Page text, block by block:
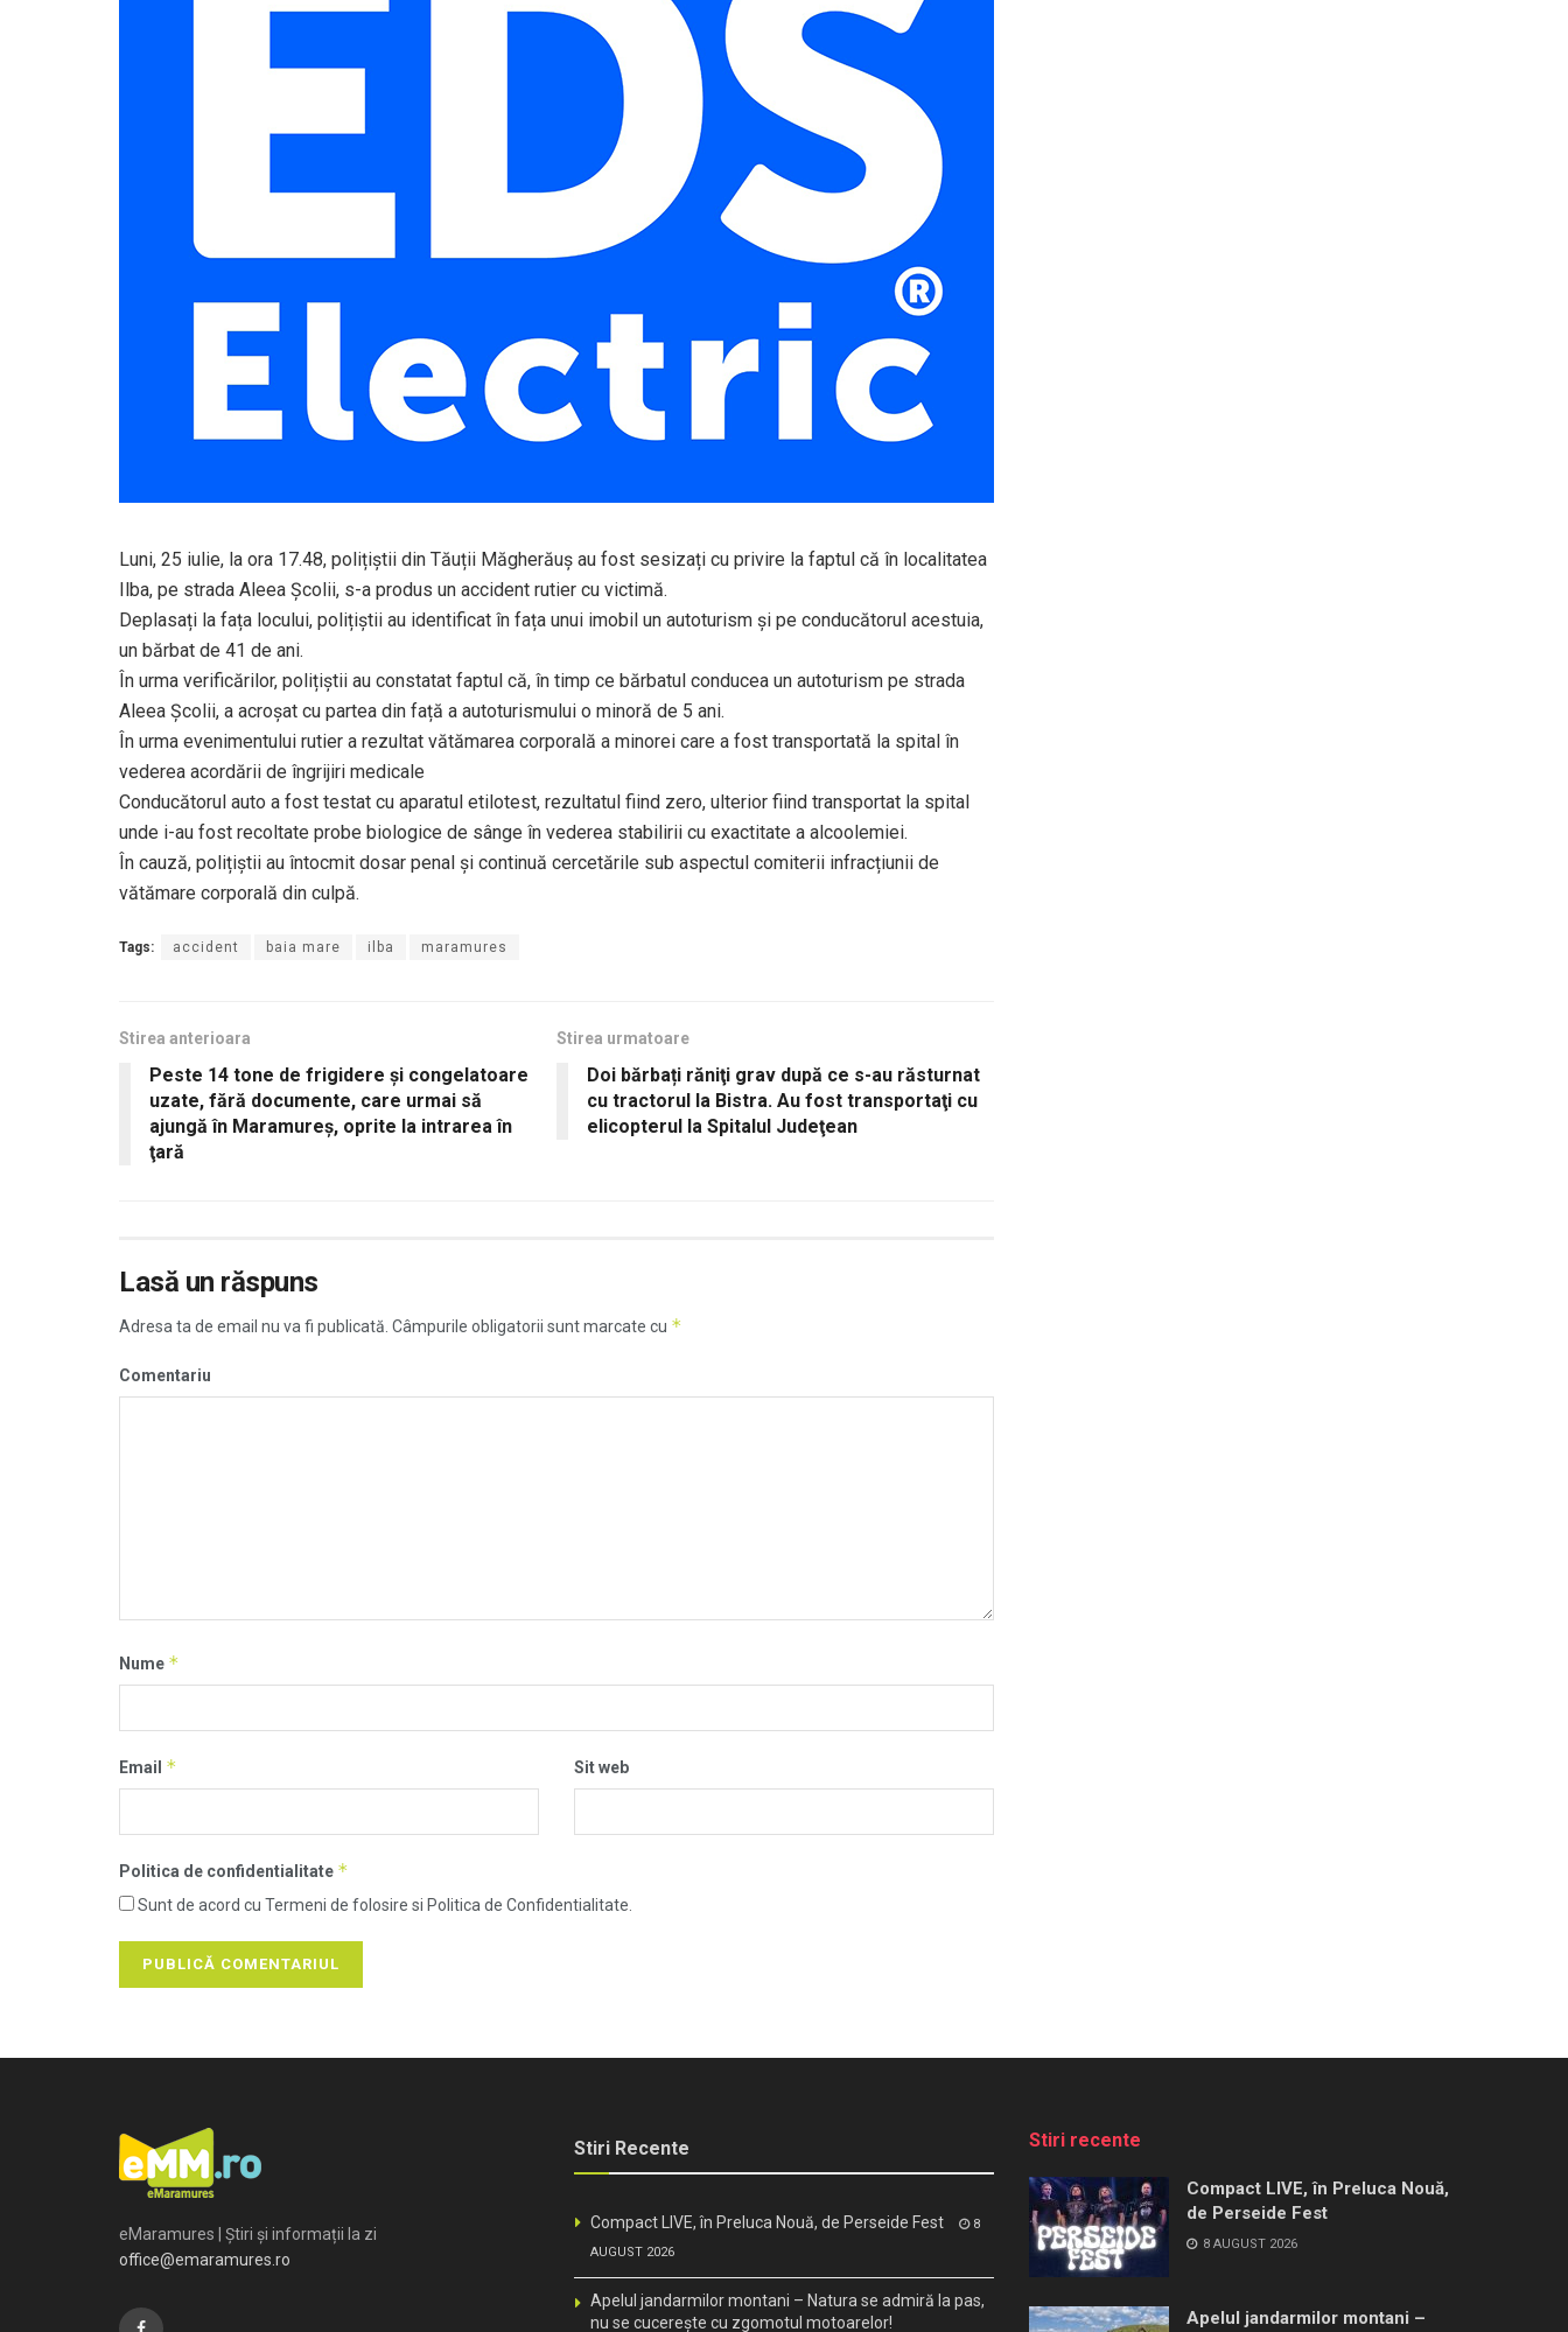
Luni, 25 iulie, la ora 17.48, polițiștii din Tăuții Măgherăuș au fost sesizați cu privire la faptul că în localitatea
Ilba, pe strada Aleea Școlii, s-a produs un accident rutier cu victimă.
Deplasați la fața locului, polițiștii au identificat în fața unui imobil un autoturism și pe conducătorul acestuia,
un bărbat de 41 de ani.
În urma verificărilor, polițiștii au constatat faptul că, în timp ce bărbatul conducea un autoturism pe strada
Aleea Școlii, a acroșat cu partea din față a autoturismului o minoră de 5 ani.
În urma evenimentului rutier a rezultat vătămarea corporală a minorei care a fost transportată la spital în
vederea acordării de îngrijiri medicale
Conducătorul auto a fost testat cu aparatul etilotest, rezultatul fiind zero, ulterior fiind transportat la spital
unde i-au fost recoltate probe biologice de sânge în vederea stabilirii cu exactitate a alcoolemiei.
În cauză, polițiștii au întocmit dosar penal și continuă cercetările sub aspectul comiterii infracțiunii de
vătămare corporală din culpă.
Tags: accident baia mare ilba maramures
Stirea anterioara
Peste 14 tone de frigidere și congelatoare
uzate, fără documente, care urmai să
ajungă în Maramureş, oprite la intrarea în
ţară
Stirea urmatoare
Doi bărbați răniţi grav după ce s-au răsturnat
cu tractorul la Bistra. Au fost transportaţi cu
elicopterul la Spitalul Judeţean
Lasă un răspuns
Adresa ta de email nu va fi publicată. Câmpurile obligatorii sunt marcate cu *
Comentariu
Nume *
Email * Sit web
Politica de confidentialitate *
Sunt de acord cu Termeni de folosire si Politica de Confidentialitate.
eMaramures | Știri și informații la zi
office@emaramures.ro
Stiri Recente
Compact LIVE, în Preluca Nouă, de Perseide Fest
8
AUGUST 2026
Apelul jandarmilor montani – Natura se admiră la pas,
nu se cucerește cu zgomotul motoarelor!
Stiri recente
Compact LIVE, în Preluca Nouă,
de Perseide Fest
8 AUGUST 2026
Apelul jandarmilor montani –